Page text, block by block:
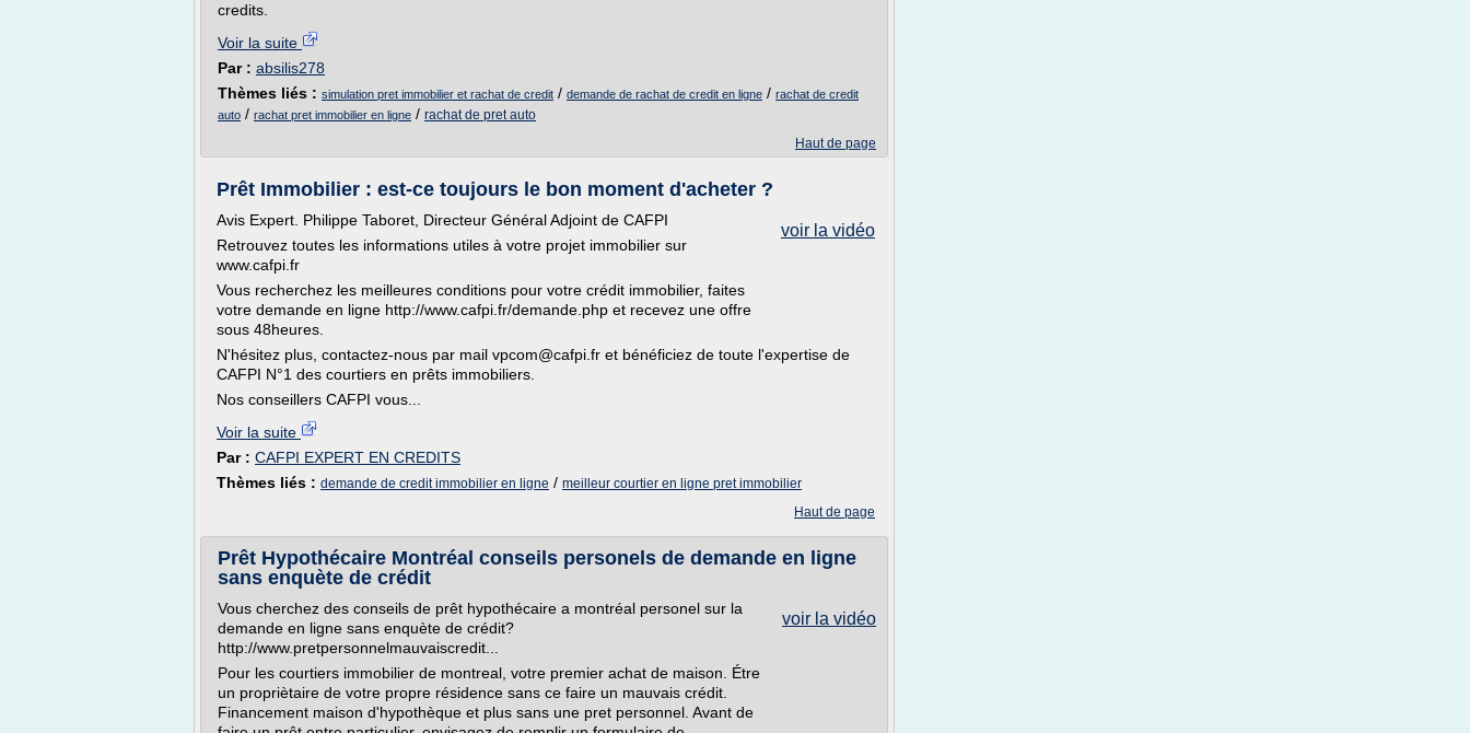
credits.
Voir la suite
Par : absilis278
Thèmes liés : simulation pret immobilier et rachat de credit / demande de rachat de credit en ligne / rachat de credit
auto / rachat pret immobilier en ligne / rachat de pret auto
Haut de page
Prêt Immobilier : est-ce toujours le bon moment d'acheter ?
voir la vidéo
Avis Expert. Philippe Taboret, Directeur Général Adjoint de CAFPI
Retrouvez toutes les informations utiles à votre projet immobilier sur
www.cafpi.fr
Vous recherchez les meilleures conditions pour votre crédit immobilier, faites
votre demande en ligne http://www.cafpi.fr/demande.php et recevez une offre
sous 48heures.
N'hésitez plus, contactez-nous par mail vpcom@cafpi.fr et bénéficiez de toute l'expertise de
CAFPI N°1 des courtiers en prêts immobiliers.
Nos conseillers CAFPI vous...
Voir la suite
Par : CAFPI EXPERT EN CREDITS
Thèmes liés : demande de credit immobilier en ligne / meilleur courtier en ligne pret immobilier
Haut de page
Prêt Hypothécaire Montréal conseils personels de demande en ligne
sans enquète de crédit
voir la vidéo
Vous cherchez des conseils de prêt hypothécaire a montréal personel sur la
demande en ligne sans enquète de crédit?
http://www.pretpersonnelmauvaiscredit...
Pour les courtiers immobilier de montreal, votre premier achat de maison. Étre
un propriètaire de votre propre résidence sans ce faire un mauvais crédit.
Financement maison d'hypothèque et plus sans une pret personnel. Avant de